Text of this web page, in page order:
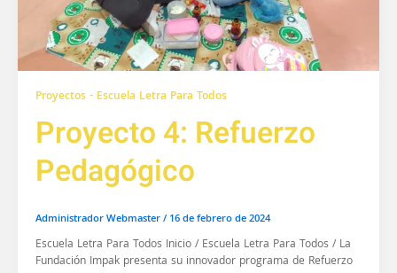
Proyectos - Escuela Letra Para Todos
Proyecto 4: Refuerzo
Pedagógico
Administrador Webmaster/16 de febrero de 2024
Escuela Letra Para Todos Inicio / Escuela Letra Para Todos / La
Fundación Impak presenta su innovador programa de Refuerzo